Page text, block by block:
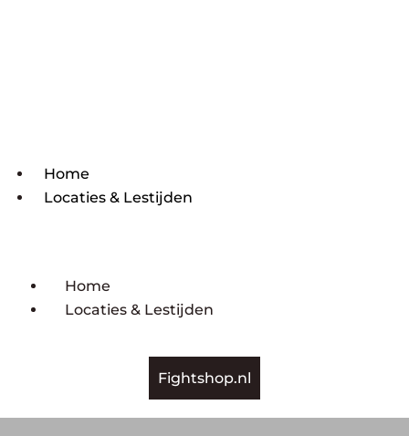
Home
Locaties & Lestijden
Home
Locaties & Lestijden
Fightshop.nl